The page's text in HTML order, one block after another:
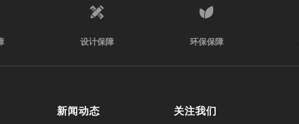
设计保障 环保保障
新闻动态 关注我们